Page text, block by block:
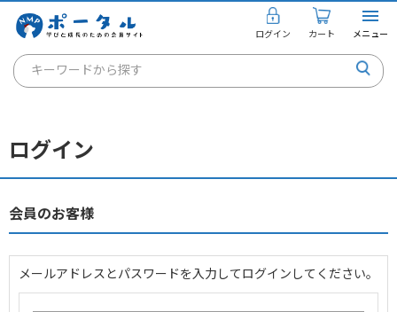
ログイン カート メニュー
キーワードから探す
通信講座
講座を探す
ログイン
会員のお客様
メールアドレスとパスワードを入力してログインしてください。